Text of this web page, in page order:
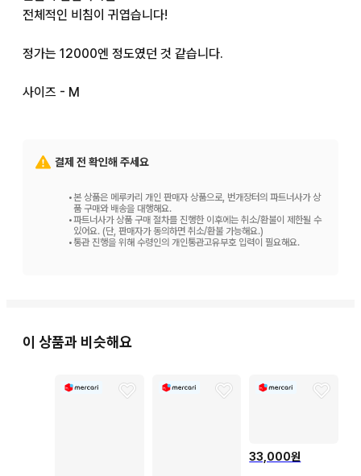
전체적인 비침이 귀엽습니다!
정가는 12000엔 정도였던 것 같습니다.
사이즈 - M
결제 전 확인해 주세요
•본 상품은 메루카리 개인 판매자 상품으로, 번개장터의 파트너사가 상
품 구매와 배송을 대행해요.
•파트너사가 상품 구매 절차를 진행한 이후에는 취소/환불이 제한될 수
있어요. (단, 판매자가 동의하면 취소/환불 가능해요.)
•통관 진행을 위해 수령인의 개인통관고유부호 입력이 필요해요.
이 상품과 비슷해요
33,000원